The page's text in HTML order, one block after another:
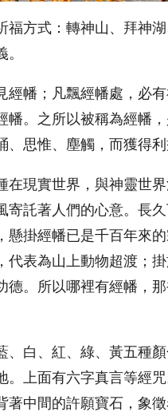
方式：轉神山、拜神
幡；凡飄經幡處，必
。之所以被稱為經幡
思惟、塵觸，而獲得利
現實世界，與神靈世
託著人們的心意。長
掛經幡已是千百年來
表為山上動物超渡；
。所以哪裡有經幡，
白、紅、綠、黃五種
上面有六字真言等經
中間的許願寶石，象